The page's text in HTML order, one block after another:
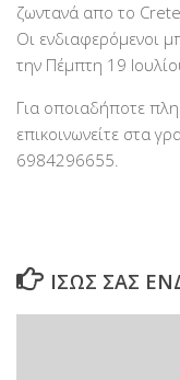
ζωντανά απο το
Οι ενδιαφερόμενοι
την Πέμπτη 19
Για οποιαδήποτε
επικοινωνείτε στα
6984296655.
ΊΣΩΣ ΣΑΣ